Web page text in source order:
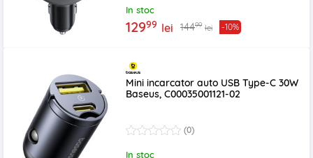
In stoc
12999 lei 14499 lei -10%
Mini incarcator auto USB Type-C 30W
Baseus, C00035001121-02
(0)
In stoc